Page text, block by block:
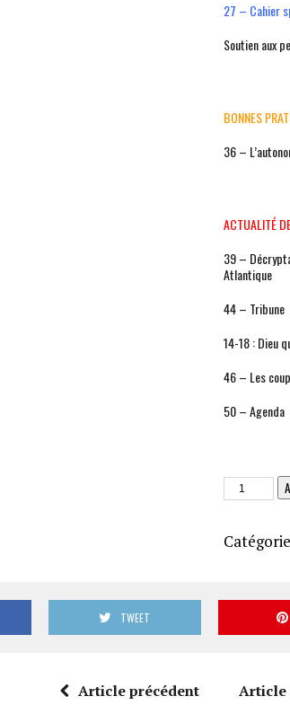
27 – Cahier
Soutien aux
BONNES
36 –
ACTUALITÉ
39 –
Atlantique
44 – Tribune
14-18 : Dieu
46 – Les
50 – Agenda
quantité
de
232
TWEET
Article précédent Article